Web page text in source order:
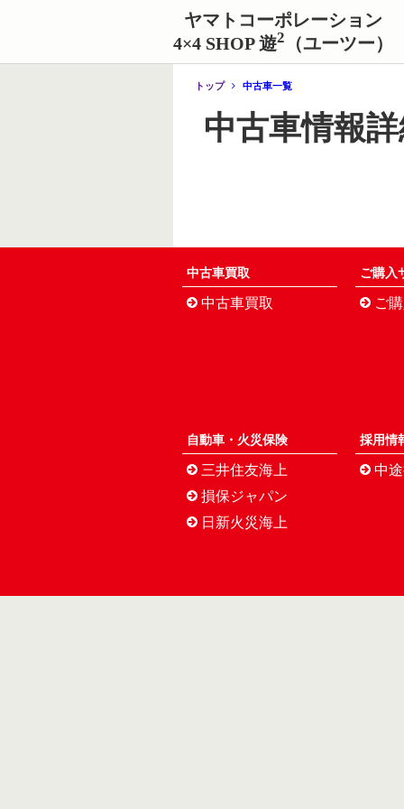
ヤマトコーポレーション
4×4 SHOP 遊2 （ユーツー）
トップ 中古車一覧
中古車情報
中古車買取
中古車買取
ご購入
ご
自動車・火災保険
三井住友海上
損保ジャパン
日新火災海上
採用情
中途